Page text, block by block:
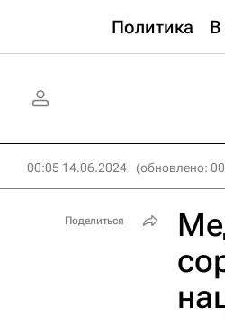
Политика В
00:05 14.06.2024 (обновлено:
Поделиться